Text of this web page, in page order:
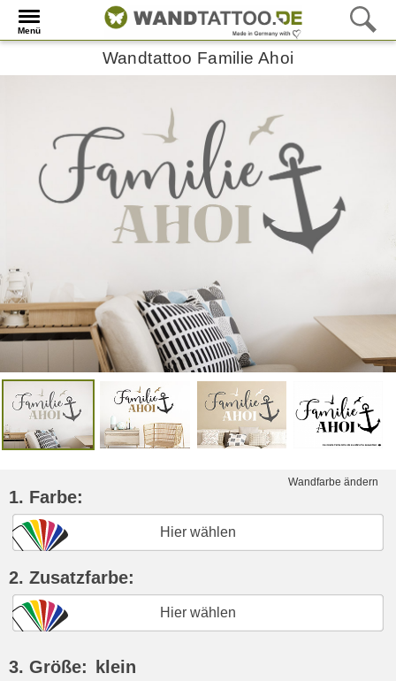
Menü
Wandtattoo Familie Ahoi
Wandfarbe ändern
1. Farbe:
Hier wählen
2. Zusatzfarbe:
Hier wählen
3. Größe: klein